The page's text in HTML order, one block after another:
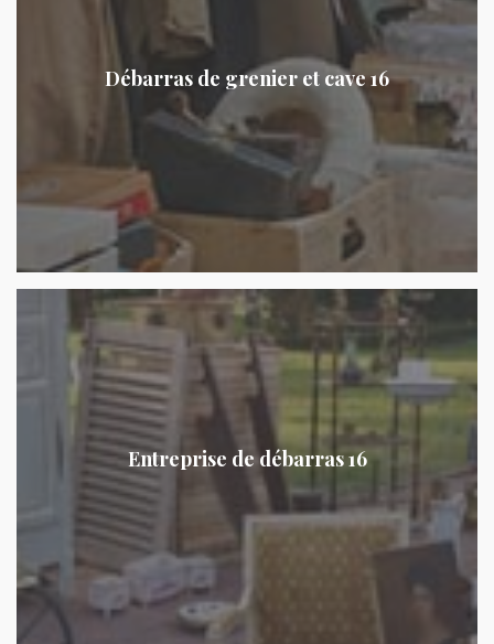
Débarras de grenier et cave 16
Entreprise de débarras 16